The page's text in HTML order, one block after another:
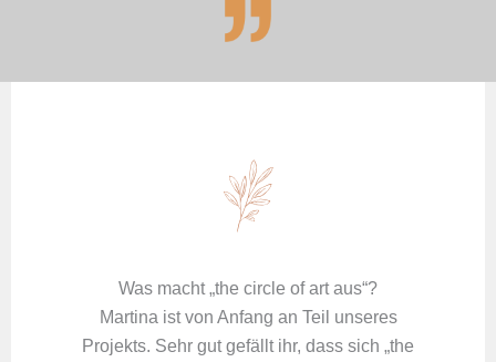
Was macht „the circle of art aus“?
Martina ist von Anfang an Teil unseres
Projekts. Sehr gut gefällt ihr, dass sich „the